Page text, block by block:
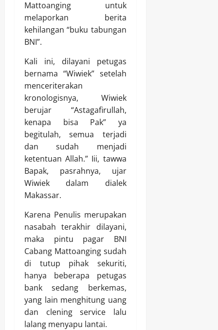
Mattoanging untuk
melaporkan berita
kehilangan “buku tabungan
BNI”.
Kali ini, dilayani petugas
bernama “Wiwiek” setelah
menceriterakan
kronologisnya, Wiwiek
berujar “Astagafirullah,
kenapa bisa Pak” ya
begitulah, semua terjadi
dan sudah menjadi
ketentuan Allah.” Iii, tawwa
Bapak, pasrahnya, ujar
Wiwiek dalam dialek
Makassar.
Karena Penulis merupakan
nasabah terakhir dilayani,
maka pintu pagar BNI
Cabang Mattoanging sudah
di tutup pihak sekuriti,
hanya beberapa petugas
bank sedang berkemas,
yang lain menghitung uang
dan clening service lalu
lalang menyapu lantai.